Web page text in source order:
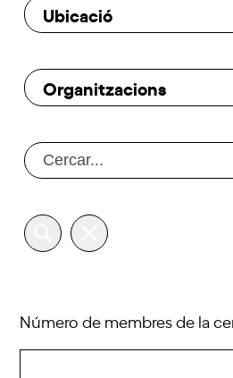
Ubicació
Organitzacions
Número de membres de la